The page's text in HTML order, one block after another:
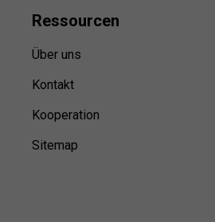
Ressourcen
Über uns
Kontakt
Kooperation
Sitemap